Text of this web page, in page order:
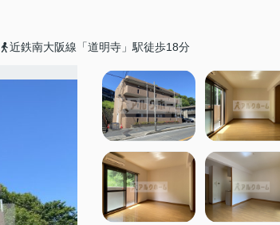
近鉄南大阪線「道明寺」駅徒歩18分